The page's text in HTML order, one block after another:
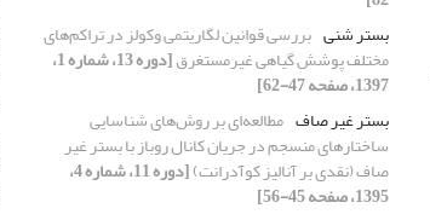
بستر شنی بررسی قوانین لگاریتمی وکولز در تراکم‌های
مختلف پوشش گیاهی غیرمستغرق [دوره 13، شماره 1،
1397، صفحه 47-62]
بستر غیر صاف مطالعه‌ای بر روش‌های شناسایی
ساختارهای منسجم در جریان کانال روباز با بستر غیر
صاف (نقدی بر آنالیز کوآدرانت) [دوره 11، شماره 4،
1395، صفحه 45-56]